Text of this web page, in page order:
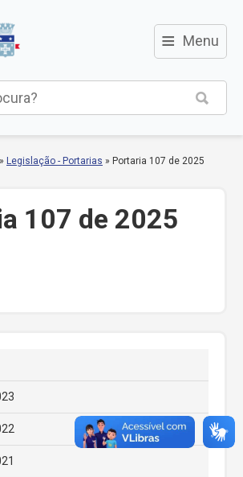
≡ Menu
» Legislação - Portarias » Portaria 107 de 2025
107 de 2025